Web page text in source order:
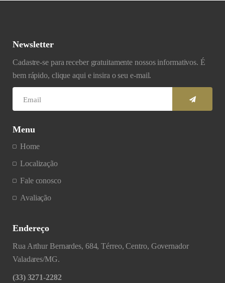
Newsletter
Cadastre-se para receber gratuitamente nossos informativos. É
bem rápido, clique aqui e insira o seu e-mail.
Menu
Home
Localização
Fale conosco
Avaliação
Endereço
Rua Arthur Bernardes, 684, Térreo, Centro, Governador
Valadares/MG.
(33) 3271-2282